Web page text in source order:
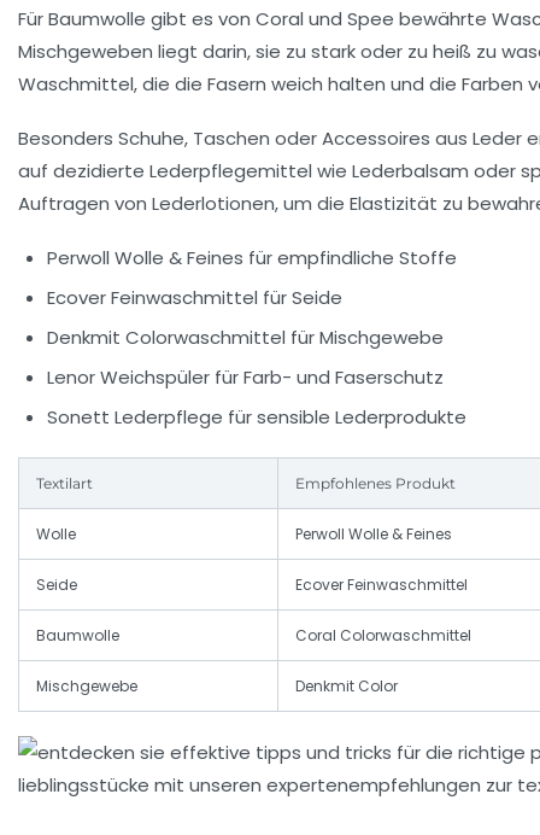
Für Baumwolle gibt es von Coral und Spee bewährte
Mischgeweben liegt darin, sie zu stark oder zu heiß zu
Waschmittel, die die Fasern weich halten und die Farben
Besonders Schuhe, Taschen oder Accessoires aus
auf dezidierte Lederpflegemittel wie Lederbalsam oder
Auftragen von Lederlotionen, um die Elastizität zu
Perwoll Wolle & Feines für empfindliche Stoffe
Ecover Feinwaschmittel für Seide
Denkmit Colorwaschmittel für Mischgewebe
Lenor Weichspüler für Farb- und Faserschutz
Sonett Lederpflege für sensible Lederprodukte
Textilart Empfohlenes Produkt
Wolle Perwoll Wolle & Feines
Seide Ecover Feinwaschmittel
Baumwolle Coral Colorwaschmittel
Mischgewebe Denkmit Color